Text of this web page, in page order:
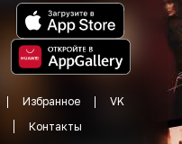
Избранное
VK
Контакты